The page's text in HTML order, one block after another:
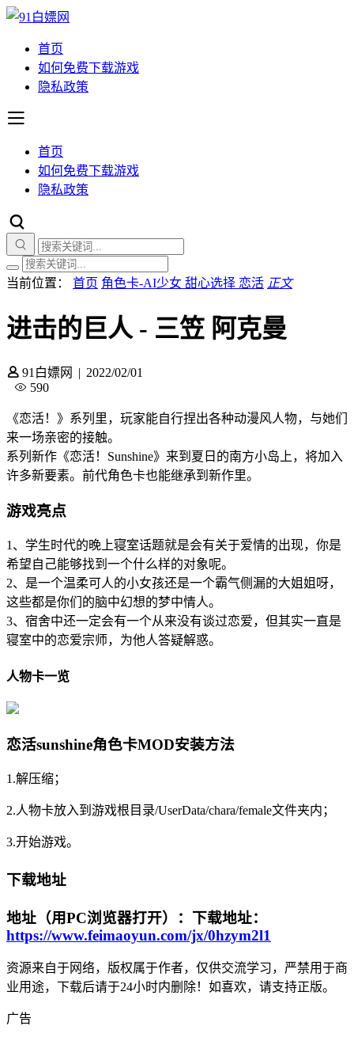
首页
如何免费下载游戏
隐私政策
首页
如何免费下载游戏
隐私政策
当前位置： 首页 角色卡-AI少女 甜心选择 恋活 正文
进击的巨人 - 三笠 阿克曼
91白嫖网 | 2022/02/01
590
《恋活！》系列里，玩家能自行捏出各种动漫风人物，与她们
来一场亲密的接触。
系列新作《恋活！Sunshine》来到夏日的南方小岛上，将加入
许多新要素。前代角色卡也能继承到新作里。
游戏亮点
1、学生时代的晚上寝室话题就是会有关于爱情的出现，你是
希望自己能够找到一个什么样的对象呢。
2、是一个温柔可人的小女孩还是一个霸气侧漏的大姐姐呀，
这些都是你们的脑中幻想的梦中情人。
3、宿舍中还一定会有一个从来没有谈过恋爱，但其实一直是
寝室中的恋爱宗师，为他人答疑解惑。
人物卡一览
恋活sunshine角色卡MOD安装方法
1.解压缩；
2.人物卡放入到游戏根目录/UserData/chara/female文件夹内；
3.开始游戏。
下载地址
地址（用PC浏览器打开）：下载地址：
https://www.feimaoyun.com/jx/0hzym2l1
资源来自于网络，版权属于作者，仅供交流学习，严禁用于商
业用途，下载后请于24小时内删除！如喜欢，请支持正版。
广告